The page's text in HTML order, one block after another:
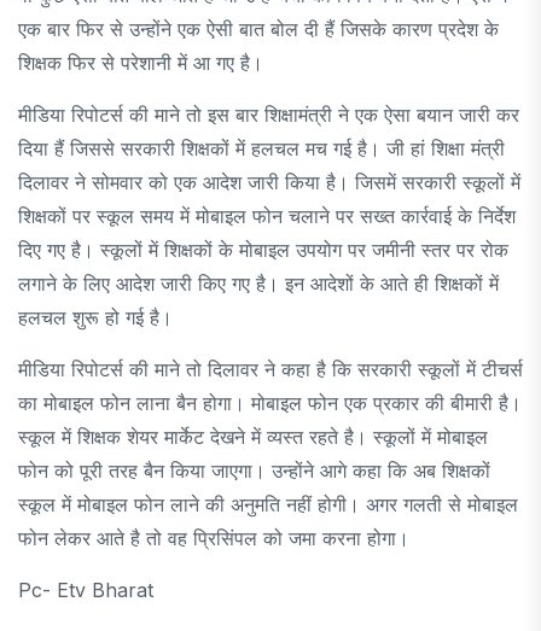
एक बार फिर से उन्होंने एक ऐसी बात बोल दी हैं जिसके कारण प्रदेश के
शिक्षक फिर से परेशानी में आ गए है।
मीडिया रिपोटर्स की माने तो इस बार शिक्षामंत्री ने एक ऐसा बयान जारी कर
दिया हैं जिससे सरकारी शिक्षकों में हलचल मच गई है। जी हां शिक्षा मंत्री
दिलावर ने सोमवार को एक आदेश जारी किया है। जिसमें सरकारी स्कूलों में
शिक्षकों पर स्कूल समय में मोबाइल फोन चलाने पर सख्त कार्रवाई के निर्देश
दिए गए है। स्कूलों में शिक्षकों के मोबाइल उपयोग पर जमीनी स्तर पर रोक
लगाने के लिए आदेश जारी किए गए है। इन आदेशों के आते ही शिक्षकों में
हलचल शुरू हो गई है।
मीडिया रिपोटर्स की माने तो दिलावर ने कहा है कि सरकारी स्कूलों में टीचर्स
का मोबाइल फोन लाना बैन होगा। मोबाइल फोन एक प्रकार की बीमारी है।
स्कूल में शिक्षक शेयर मार्केट देखने में व्यस्त रहते है। स्कूलों में मोबाइल
फोन को पूरी तरह बैन किया जाएगा। उन्होंने आगे कहा कि अब शिक्षकों
स्कूल में मोबाइल फोन लाने की अनुमति नहीं होगी। अगर गलती से मोबाइल
फोन लेकर आते है तो वह प्रिसिंपल को जमा करना होगा।
Pc- Etv Bharat